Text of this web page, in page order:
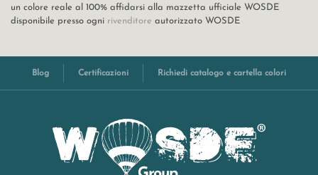
un colore reale al 100% affidarsi alla mazzetta ufficiale WOSDE
disponibile presso ogni rivenditore autorizzato WOSDE
Blog Certificazioni Richiedi catalogo e cartella colori